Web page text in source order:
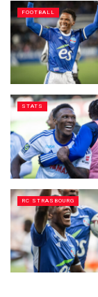
FOOTBALL
STATS
RC STRASBOURG